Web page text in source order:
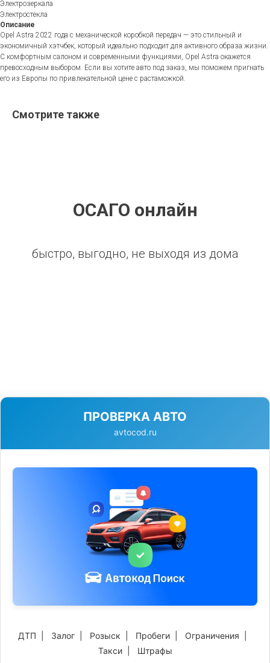
Электрозеркала
Электростекла
Описание
Opel Astra 2022 года с механической коробкой передач — это стильный и
экономичный хэтчбек, который идеально подходит для активного образа жизни.
С комфортным салоном и современными функциями, Opel Astra окажется
превосходным выбором. Если вы хотите авто под заказ, мы поможем пригнать
его из Европы по привлекательной цене с растаможкой.
Смотрите также
ОСАГО онлайн
быстро, выгодно, не выходя из дома
ПРОВЕРКА АВТО
avtocod.ru
ДТП Залог Розыск Пробеги Ограничения
Такси| Штрафы